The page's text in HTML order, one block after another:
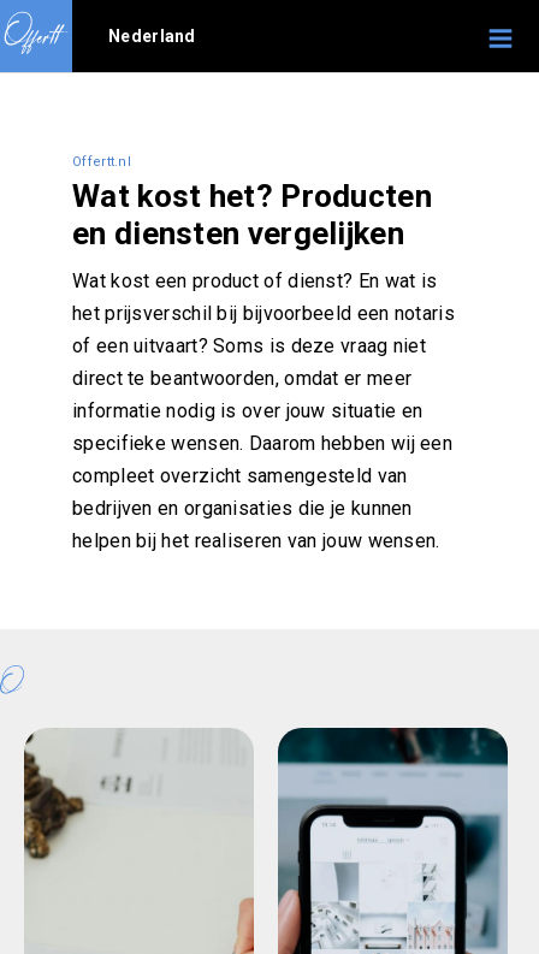
Nederland
Offertt.nl
Wat kost het? Producten
en diensten vergelijken
Wat kost een product of dienst? En wat is
het prijsverschil bij bijvoorbeeld een notaris
of een uitvaart? Soms is deze vraag niet
direct te beantwoorden, omdat er meer
informatie nodig is over jouw situatie en
specifieke wensen. Daarom hebben wij een
compleet overzicht samengesteld van
bedrijven en organisaties die je kunnen
helpen bij het realiseren van jouw wensen.